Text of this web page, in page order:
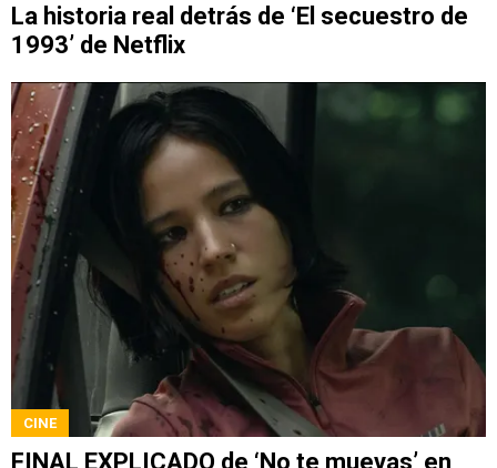
La historia real detrás de ‘El secuestro de
1993’ de Netflix
CINE
FINAL EXPLICADO de ‘No te muevas’ en